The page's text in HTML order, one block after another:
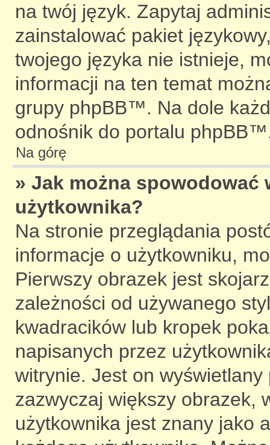
na twój język. Zapytaj
zainstalować pakiet
twojego języka nie istnieje,
informacji na ten temat
grupy phpBB™. Na dole
odnośnik do portalu
Na górę
» Jak można spowodować
użytkownika?
Na stronie przeglądania
informacje o użytkowniku,
Pierwszy obrazek jest
zależności od używanego
kwadracików lub kropek
napisanych przez
witrynie. Jest on
zazwyczaj większy obrazek,
użytkownika jest znany jako